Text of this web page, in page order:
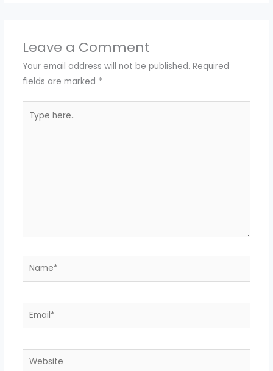
Leave a Comment
Your email address will not be published. Required
fields are marked *
here..
Name*
Email*
Website